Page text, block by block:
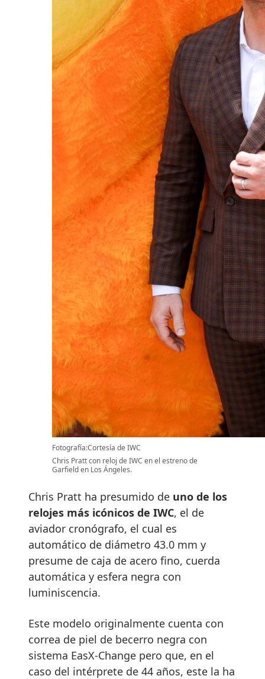
Fotografía:Cortesía de IWC
Chris Pratt con reloj de IWC en el estreno de
Garfield en Los Ángeles.
Chris Pratt ha presumido de uno de los
relojes más icónicos de IWC, el de
aviador cronógrafo, el cual es
automático de diámetro 43.0 mm y
presume de caja de acero fino, cuerda
automática y esfera negra con
luminiscencia.
Este modelo originalmente cuenta con
correa de piel de becerro negra con
sistema EasX-Change pero que, en el
caso del intérprete de 44 años, este la ha